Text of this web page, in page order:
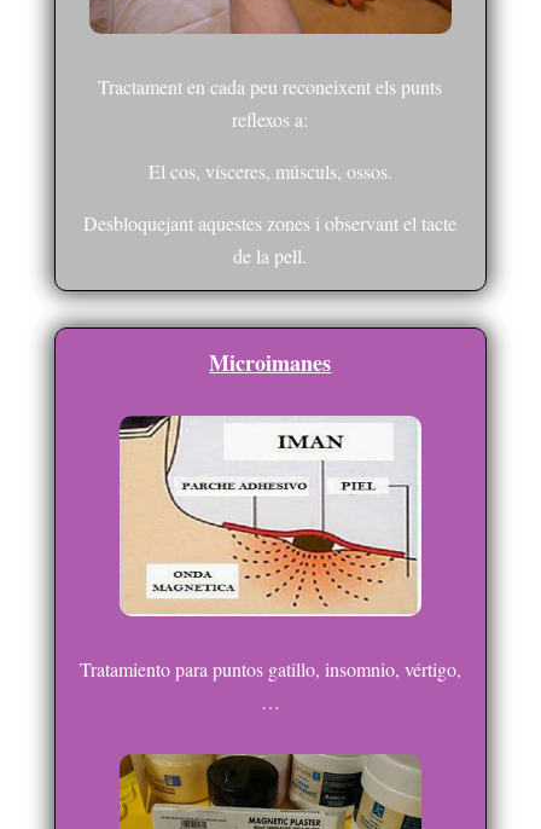
Tractament en cada peu reconeixent els punts
reflexos a:
El cos, vísceres, músculs, ossos.
Desbloquejant aquestes zones i observant el tacte
de la pell.
Microimanes
Tratamiento para puntos gatillo, insomnio, vértigo,
…